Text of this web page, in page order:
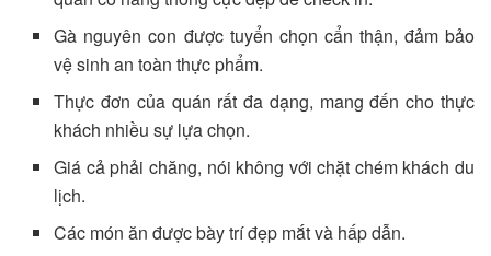
Gà nguyên con được tuyển chọn cẩn thận, đảm bảo
vệ sinh an toàn thực phẩm.
Thực đơn của quán rất đa dạng, mang đến cho thực
khách nhiều sự lựa chọn.
Giá cả phải chăng, nói không với chặt chém khách du
lịch.
Các món ăn được bày trí đẹp mắt và hấp dẫn.